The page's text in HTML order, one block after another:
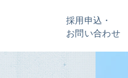
採用申込・
お問い合わせ